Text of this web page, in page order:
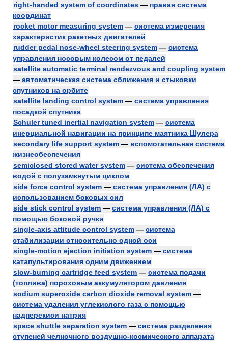
right-handed system of coordinates — правая система
координат
rocket motor measuring system — система измерения
характеристик ракетных двигателей
rudder pedal nose-wheel steering system — система
управления носовым колесом от педалей
satellite automatic terminal rendezvous and coupling system
— автоматическая система сближения и стыковки
спутников на орбите
satellite landing control system — система управления
посадкой спутника
Schuler tuned inertial navigation system — система
инерциальной навигации на принципе маятника Шулера
secondary life support system — вспомогательная система
жизнеобеспечения
semiclosed stored water system — система обеспечения
водой с полузамкнутым циклом
side force control system — система управления (ЛА) с
использованием боковых сил
side stick control system — система управления (ЛА) с
помощью боковой ручки
single-axis attitude control system — система
стабилизации относительно одной оси
single-motion ejection initiation system — система
катапультирования одним движением
slow-burning cartridge feed system — система подачи
(топлива) пороховым аккумулятором давления
sodium superoxide carbon dioxide removal system —
система удаления углекислого газа с помощью
надперекиси натрия
space shuttle separation system — система разделения
ступеней челночного воздушно-космического аппарата